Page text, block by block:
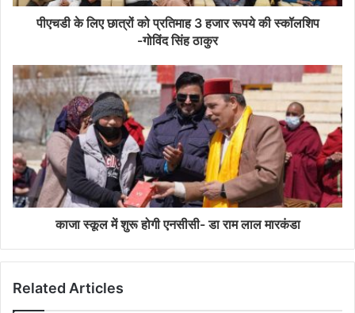
पीएचडी के लिए छात्रों को प्रतिमाह 3 हजार रूपये की स्कॉलशिप
-गोविंद सिंह ठाकुर
काजा स्कूल में शुरू होगी एनसीसी- डा राम लाल मारकंडा
Related Articles